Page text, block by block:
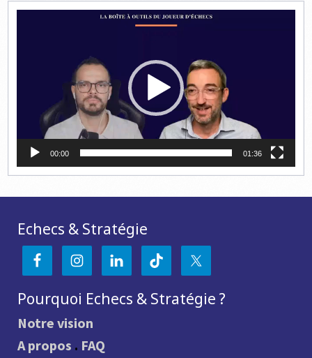
00:00 01:36
Echecs & Stratégie
Pourquoi Echecs & Stratégie ?
Notre vision
A propos . FAQ